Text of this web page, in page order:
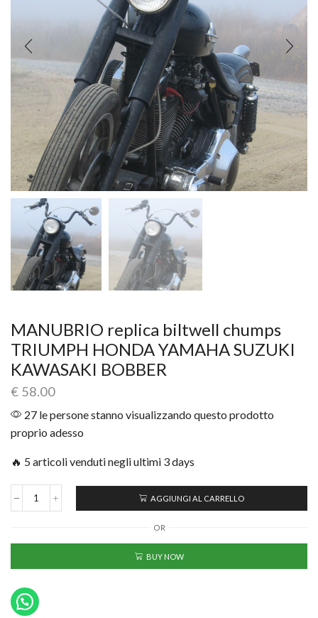
MANUBRIO replica biltwell chumps
TRIUMPH HONDA YAMAHA SUZUKI
KAWASAKI BOBBER
€ 58.00
27 le persone stanno visualizzando questo prodotto
proprio adesso
🔥 5 articoli venduti negli ultimi 3 days
AGGIUNGI AL CARRELLO
OR
BUY NOW